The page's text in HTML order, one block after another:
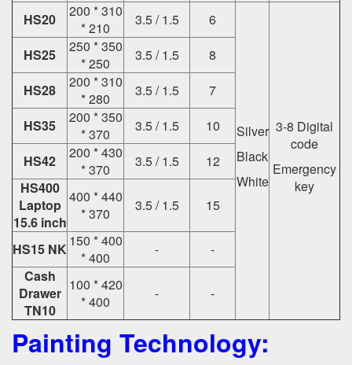
HS20
200 * 310
* 210
3.5 / 1.5 6
Silver
Black
White
3-8 Digital
code
Emergency
key
HS25
250 * 350
* 250
3.5 / 1.5
8
HS28
200 * 310
* 280
3.5 / 1.5
7
HS35
200 * 350
* 370
3.5 / 1.5
10
HS42
200 * 430
* 370
3.5 / 1.5
12
HS400
Laptop
15.6 inch
400 * 440
* 370
3.5 / 1.5 15
HS15 NK 150 * 400
* 400
-
-
Cash
Drawer
TN10
100 * 420
* 400
- -
Painting Technology: